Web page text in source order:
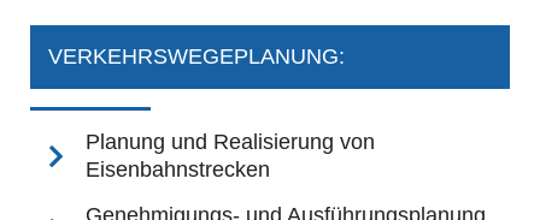
VERKEHRSWEGEPLANUNG:
Planung und Realisierung von
Eisenbahnstrecken